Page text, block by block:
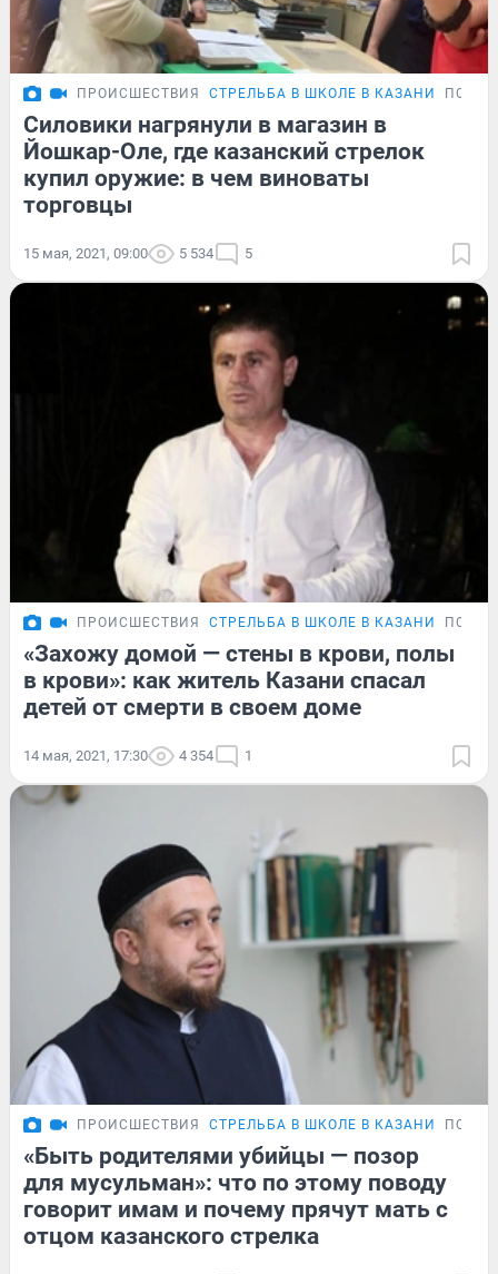
ПРОИСШЕСТВИЯ СТРЕЛЬБА В ШКОЛЕ В КАЗАНИ
Силовики нагрянули в магазин в
Йошкар-Оле, где казанский стрелок
купил оружие: в чем виноваты
торговцы
15 мая, 2021, 09:00 5 534 5
ПРОИСШЕСТВИЯ СТРЕЛЬБА В ШКОЛЕ В КАЗАНИ
«Захожу домой — стены в крови, полы
в крови»: как житель Казани спасал
детей от смерти в своем доме
14 мая, 2021, 17:30 4 354 1
ПРОИСШЕСТВИЯ СТРЕЛЬБА В ШКОЛЕ В КАЗАНИ
«Быть родителями убийцы — позор
для мусульман»: что по этому поводу
говорит имам и почему прячут мать с
отцом казанского стрелка